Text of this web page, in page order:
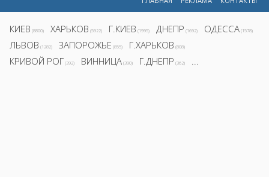
КИЕВ (8800) ХАРЬКОВ (5922) Г.КИЕВ (1995) ДНЕПР (1692) ОДЕССА (1578)
ЛЬВОВ (1282) ЗАПОРОЖЬЕ (855) Г.ХАРЬКОВ (808)
КРИВОЙ РОГ (392) ВИННИЦА (390) Г.ДНЕПР (362) ...